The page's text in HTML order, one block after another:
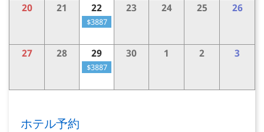
20 21 22
$3887
23 24 25 26
27 28 29
$3887
30 1 2 3
ホテル予約